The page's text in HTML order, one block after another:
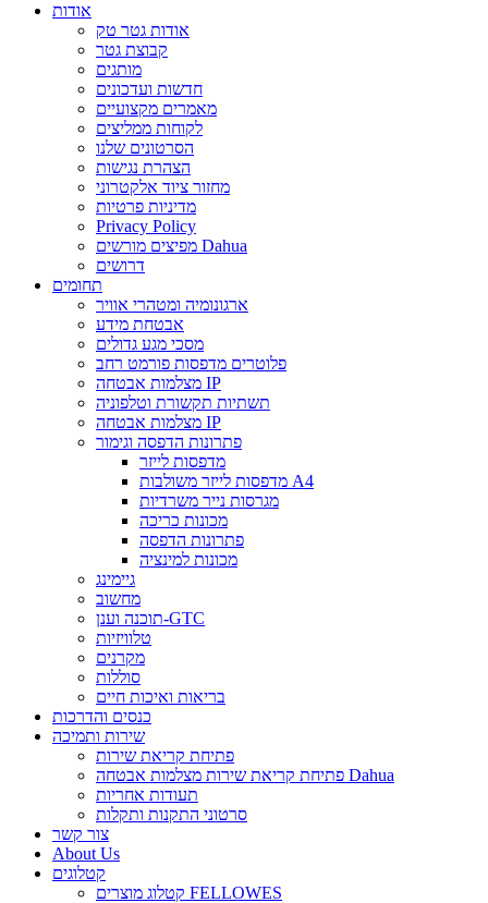
אודות
אודות גטר טק
קבוצת גטר
מותגים
חדשות ועדכונים
מאמרים מקצועיים
לקוחות ממליצים
הסרטונים שלנו
הצהרת נגישות
מחזור ציוד אלקטרוני
מדיניות פרטיות
Privacy Policy
מפיצים מורשים Dahua
דרושים
תחומים
ארגונומיה ומטהרי אוויר
אבטחת מידע
מסכי מגע גדולים
פלוטרים מדפסות פורמט רחב
מצלמות אבטחה IP
תשתיות תקשורת וטלפוניה
מצלמות אבטחה IP
פתרונות הדפסה וגימור
מדפסות לייזר
מדפסות לייזר משולבות A4
מגרסות נייר משרדיות
מכונות כריכה
פתרונות הדפסה
מכונות למינציה
גיימינג
מחשוב
תוכנה וענן-GTC
טלוויזיות
מקרנים
סוללות
בריאות ואיכות חיים
כנסים והדרכות
שירות ותמיכה
פתיחת קריאת שירות
פתיחת קריאת שירות מצלמות אבטחה Dahua
תעודות אחריות
סרטוני התקנות ותקלות
צור קשר
About Us
קטלוגים
קטלוג מוצרים FELLOWES